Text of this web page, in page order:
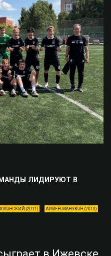
ЛИДИРУЮТ В
(2011) АРМЕН МАНУКЯН (2010)